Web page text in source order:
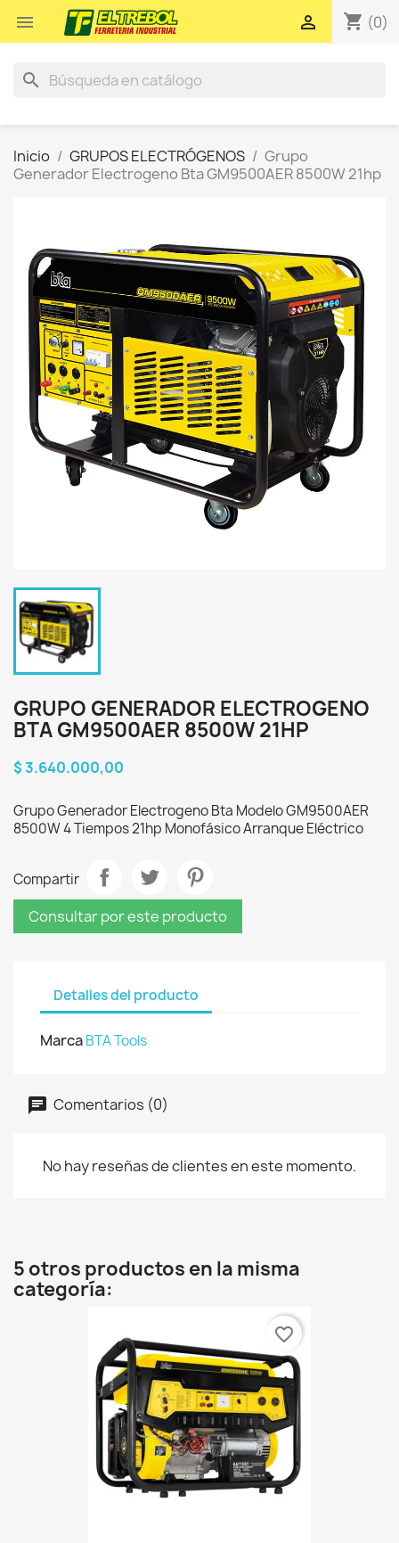
 shopping_cart (0)

search
Inicio GRUPOS ELECTRÓGENOS
Grupo
Generador Electrogeno Bta GM9500AER 8500W 21hp
GRUPO GENERADOR ELECTROGENO
BTA GM9500AER 8500W 21HP
$ 3.640.000,00
Grupo Generador Electrogeno Bta Modelo GM9500AER
8500W 4 Tiempos 21hp Monofásico Arranque Eléctrico
Compartir
Consultar por este producto
Detalles del producto
MarcaBTA Tools
Comentarios (0)
No hay reseñas de clientes en este momento.
5 otros productos en la misma
categoría:
favorite_border